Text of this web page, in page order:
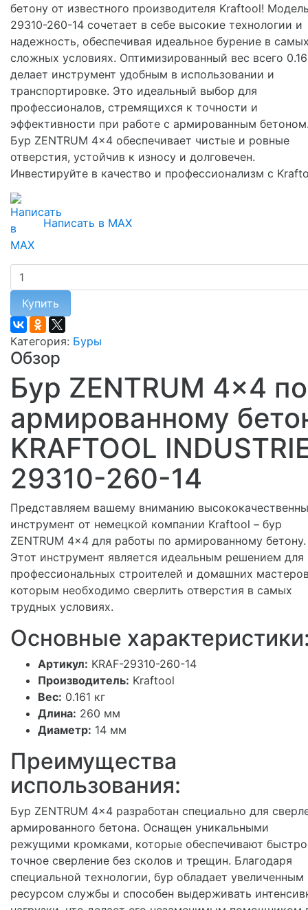
бетону от известного производителя Kraftool!
29310-260-14 сочетает в себе высокие технологии и
надежность, обеспечивая идеальное бурение в
сложных условиях. Оптимизированный вес всего
делает инструмент удобным в использовании и
транспортировке. Это идеальный выбор для
профессионалов, стремящихся к точности и
эффективности при работе с армированным
Бур ZENTRUM 4x4 обеспечивает чистые и ровные
отверстия, устойчив к износу и долговечен.
Инвестируйте в качество и профессионализм с
Написать в MAX
Купить
Категория: Буры
Обзор
Бур ZENTRUM 4x4 по
армированному
KRAFTOOL
29310-260-14
Представляем вашему вниманию
инструмент от немецкой компании Kraftool – бур
ZENTRUM 4x4 для работы по армированному бетону.
Этот инструмент является идеальным решением для
профессиональных строителей и домашних
которым необходимо сверлить отверстия в самых
трудных условиях.
Основные
Артикул: KRAF-29310-260-14
Производитель: Kraftool
Вес: 0.161 кг
Длина: 260 мм
Диаметр: 14 мм
Преимущества
использования:
Бур ZENTRUM 4x4 разработан специально для
армированного бетона. Оснащен уникальными
режущими кромками, которые обеспечивают
точное сверление без сколов и трещин. Благодаря
специальной технологии, бур обладает увеличенным
ресурсом службы и способен выдерживать